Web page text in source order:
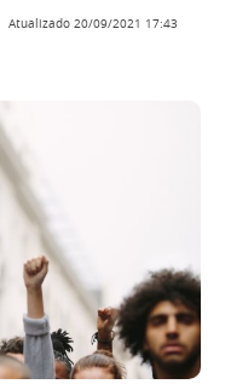
Atualizado 20/09/2021 17:43